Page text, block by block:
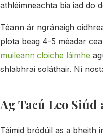
athléimneachta bia iad do
Téann ár ngránaigh
plota beag 4-5 méadar
muileann cloiche láimhe
shlabhraí soláthair. Ní
Ag Tacú Leo
Táimid bródúil as a bheith